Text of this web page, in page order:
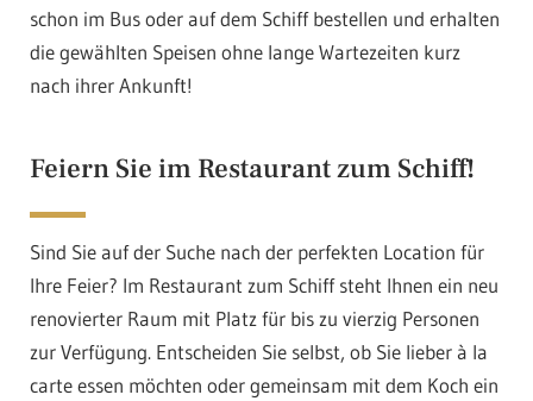
schon im Bus oder auf dem Schiff bestellen und erhalten
die gewählten Speisen ohne lange Wartezeiten kurz
nach ihrer Ankunft!
Feiern Sie im Restaurant zum Schiff!
Sind Sie auf der Suche nach der perfekten Location für
Ihre Feier? Im Restaurant zum Schiff steht Ihnen ein neu
renovierter Raum mit Platz für bis zu vierzig Personen
zur Verfügung. Entscheiden Sie selbst, ob Sie lieber à la
carte essen möchten oder gemeinsam mit dem Koch ein